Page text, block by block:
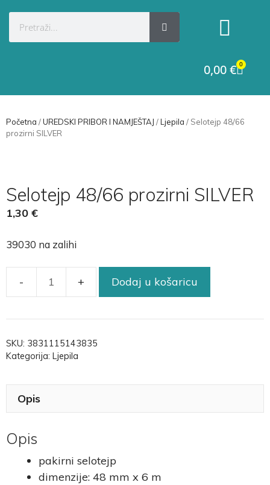
0,00€ 0
Početna /UREDSKI PRIBOR I NAMJEŠTAJ /Ljepila / Selotejp 48/66
prozirni SILVER
Selotejp 48/66 prozirni SILVER
1,30 €
39030 na zalihi
Dodaj u košaricu
SKU: 3831115143835
Kategorija: Ljepila
Opis
Opis
pakirni selotejp
dimenzije: 48 mm x 6 m